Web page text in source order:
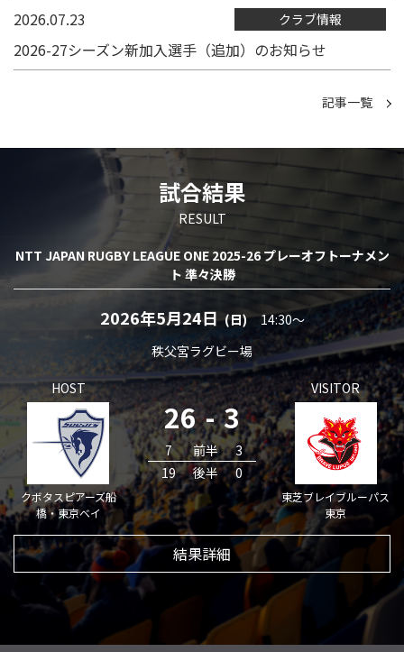
2026.07.23 クラブ情報
2026-27シーズン新加入選手（追加）のお知らせ
記事一覧
試合結果
RESULT
NTT JAPAN RUGBY LEAGUE ONE 2025-26 プレーオフトーナメン
ト 準々決勝
2026年5月24日 (日)
14:30〜
秩父宮ラグビー場
HOST
クボタスピアーズ船
橋・東京ベイ
26 - 3
7 前半
3
19
後半 0
VISITOR
東芝ブレイブルーパス
東京
結果詳細